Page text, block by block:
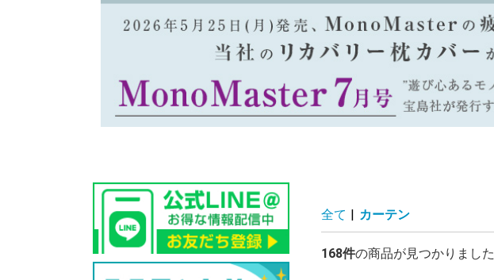
全て | カーテン
168件の商品が見つかりました